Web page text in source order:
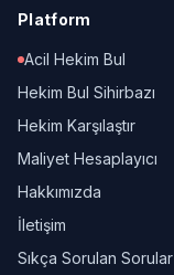
Platform
Acil Hekim Bul
Hekim Bul Sihirbazı
Hekim Karşılaştır
Maliyet Hesaplayıcı
Hakkımızda
İletişim
Sıkça Sorulan Sorular